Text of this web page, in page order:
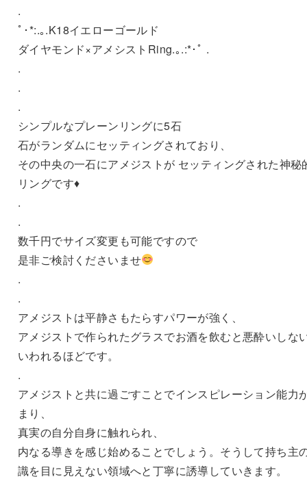
.
ﾟ･*:.｡.K18イエローゴールド
ダイヤモンド×アメシストRing.｡.:*･ﾟ .
.
.
.
シンプルなプレーンリングに5石
石がランダムにセッティングされており、
その中央の一石にアメジストが セッティングされた神秘
リングです♦️
.
.
数千円でサイズ変更も可能ですので
是非ご検討くださいませ
.
.
アメジストは平静さもたらすパワーが強く、
アメジストで作られたグラスでお酒を飲むと悪酔いしな
いわれるほどです。
.
アメジストと共に過ごすことでインスピレーション能力
まり、
真実の自分自身に触れられ、
内なる導きを感じ始めることでしょう。そうして持ち主
識を目に見えない領域へと丁寧に誘導していきます。